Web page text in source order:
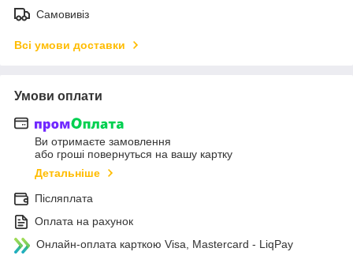
Самовивіз
Всі умови доставки
Умови оплати
Ви отримаєте замовлення
або гроші повернуться на вашу картку
Детальніше
Післяплата
Оплата на рахунок
Онлайн-оплата карткою Visa, Mastercard - LiqPay